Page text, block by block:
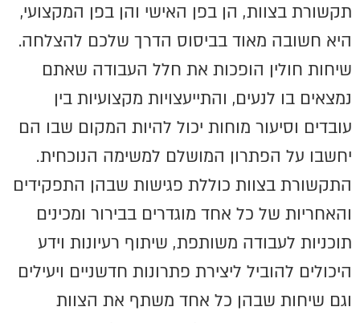
תקשורת בצוות, הן בפן האישי והן בפן המקצועי,
היא חשובה מאוד בביסוס הדרך שלכם להצלחה.
שיחות חולין הופכות את חלל העבודה שאתם
נמצאים בו לנעים, והתייעצויות מקצועיות בין
עובדים וסיעור מוחות יכול להיות המקום שבו הם
יחשבו על הפתרון המושלם למשימה הנוכחית.
התקשורת בצוות כוללת פגישות שבהן התפקידים
והאחריות של כל אחד מוגדרים בבירור ומכינים
תוכניות לעבודה משותפת, שיתוף רעיונות וידע
היכולים להוביל ליצירת פתרונות חדשניים ויעילים
וגם שיחות שבהן כל אחד משתף את הצוות